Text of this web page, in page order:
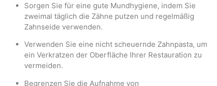
Sorgen Sie für eine gute Mundhygiene, indem Sie
zweimal täglich die Zähne putzen und regelmäßig
Zahnseide verwenden.
Verwenden Sie eine nicht scheuernde Zahnpasta, um
ein Verkratzen der Oberfläche Ihrer Restauration zu
vermeiden.
Begrenzen Sie die Aufnahme von